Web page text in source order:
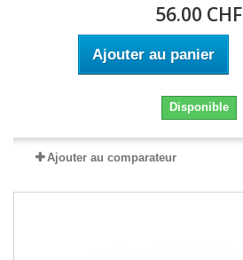
56.00 CHF
Ajouter au panier
Disponible
Ajouter au comparateur